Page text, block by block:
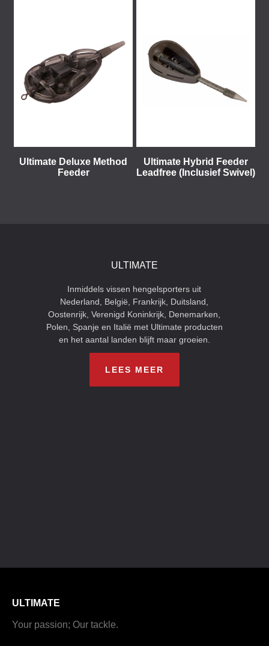
Ultimate Deluxe Method
Feeder
Ultimate Hybrid Feeder
Leadfree (Inclusief Swivel)
ULTIMATE
Inmiddels vissen hengelsporters uit
Nederland, België, Frankrijk, Duitsland,
Oostenrijk, Verenigd Koninkrijk, Denemarken,
Polen, Spanje en Italië met Ultimate producten
en het aantal landen blijft maar groeien.
LEES MEER
ULTIMATE
Your passion; Our tackle.